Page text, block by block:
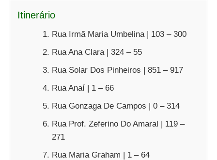
Itinerário
Rua Irmã Maria Umbelina | 103 – 300
Rua Ana Clara | 324 – 55
Rua Solar Dos Pinheiros | 851 – 917
Rua Anaí | 1 – 66
Rua Gonzaga De Campos | 0 – 314
Rua Prof. Zeferino Do Amaral | 119 –
271
Rua Maria Graham | 1 – 64